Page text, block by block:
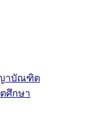
ญาบัณฑิต
ศึกษา